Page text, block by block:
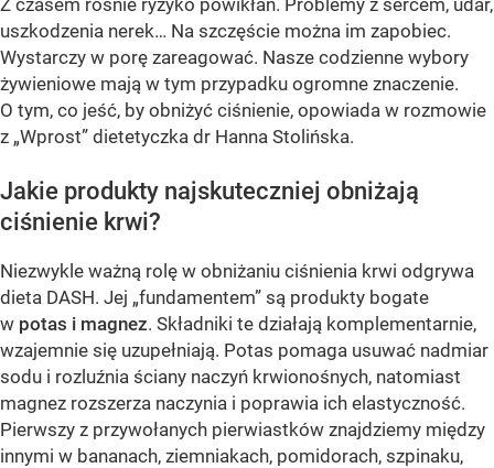
Z czasem rośnie ryzyko powikłań. Problemy z sercem, udar,
uszkodzenia nerek… Na szczęście można im zapobiec.
Wystarczy w porę zareagować. Nasze codzienne wybory
żywieniowe mają w tym przypadku ogromne znaczenie.
O tym, co jeść, by obniżyć ciśnienie, opowiada w rozmowie
z „Wprost” dietetyczka dr Hanna Stolińska.
Jakie produkty najskuteczniej obniżają
ciśnienie krwi?
Niezwykle ważną rolę w obniżaniu ciśnienia krwi odgrywa
dieta DASH. Jej „fundamentem” są produkty bogate
w potas i magnez. Składniki te działają komplementarnie,
wzajemnie się uzupełniają. Potas pomaga usuwać nadmiar
sodu i rozluźnia ściany naczyń krwionośnych, natomiast
magnez rozszerza naczynia i poprawia ich elastyczność.
Pierwszy z przywołanych pierwiastków znajdziemy między
innymi w bananach, ziemniakach, pomidorach, szpinaku,